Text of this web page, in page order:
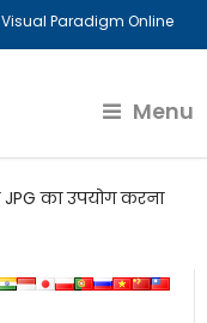
Visual Paradigm Online
Menu
JPG का उपयोग करना